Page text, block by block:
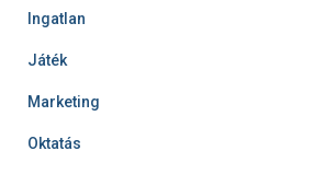
Ingatlan
Játék
Marketing
Oktatás